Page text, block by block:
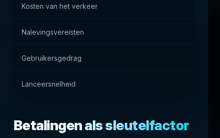
Kosten van het verkeer
Nalevingsvereisten
Gebruikersgedrag
Lanceersnelheid
Betalingen als sleutelfactor